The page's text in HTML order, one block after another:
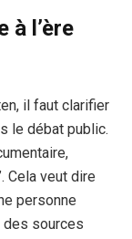
à l’ère
il faut clarifier
le débat public.
Cela veut dire
personne
des sources